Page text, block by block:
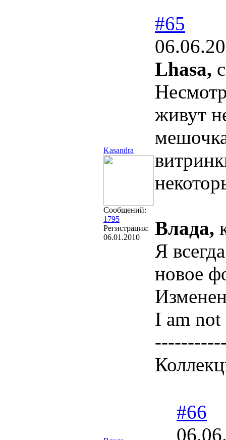
Kasandra
Сообщений:
1795
Регистрация:
06.01.2010
#65
Lhasa,
живут
Влада,
Я
новое
I am
#66